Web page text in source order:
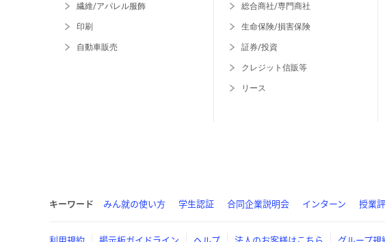
繊維/アパレル服飾
印刷
自動車販売
総合商社/専門商社
生命保険/損害保険
証券/投資
クレジット信販等
リース
キーワード みん就の使い方 学生認証 合同企業説明会 インターン 授業